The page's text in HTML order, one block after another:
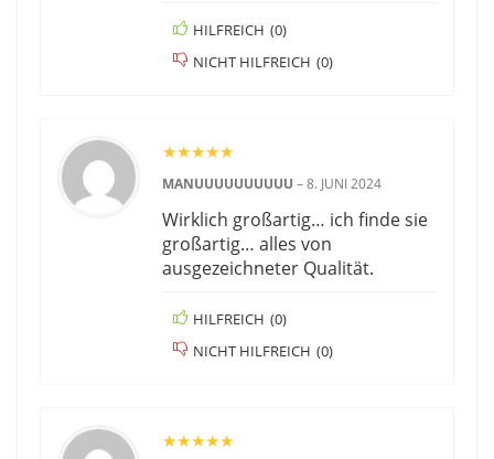
HILFREICH (0)
NICHT HILFREICH (0)
★★★★★
MANUUUUUUUUUU –8. JUNI 2024
Wirklich großartig… ich finde sie
großartig… alles von
ausgezeichneter Qualität.
HILFREICH (0)
NICHT HILFREICH (0)
★★★★★